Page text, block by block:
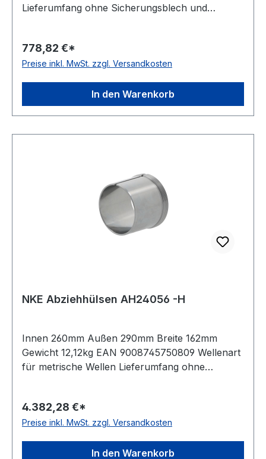
Lieferumfang ohne Sicherungsblech und
778,82 €*
Preise inkl. MwSt. zzgl. Versandkosten
In den Warenkorb
NKE Abziehhülsen AH24056 -H
Innen 260mm Außen 290mm Breite 162mm
Gewicht 12,12kg EAN 9008745750809 Wellenart
für metrische Wellen Lieferumfang ohne
Montage und Demont Bauform
Standardausführung Kegel 01:30
4.382,28 €*
Preise inkl. MwSt. zzgl. Versandkosten
In den Warenkorb